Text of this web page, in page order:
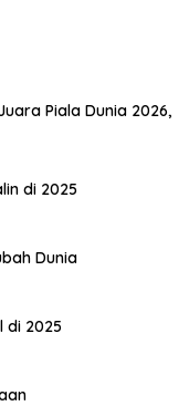
Piala Dunia 2026,
di 2025
Dunia
di 2025